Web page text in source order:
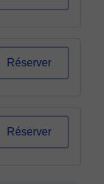
Réserver
Réserver